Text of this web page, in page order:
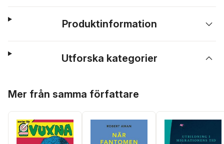
Produktinformation
Utforska kategorier
Mer från samma författare